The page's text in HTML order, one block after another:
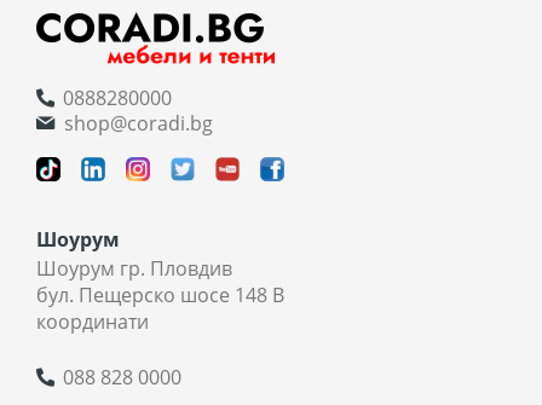
0888280000
shop@coradi.bg
Шоурум
Шоурум гр. Пловдив
бул. Пещерско шосе 148 В
координати
088 828 0000